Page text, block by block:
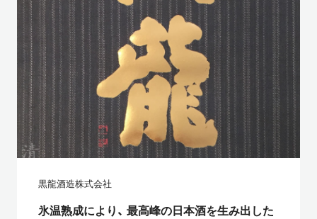
黒龍酒造株式会社
氷温熟成により、 最高峰の日本酒を生み出した